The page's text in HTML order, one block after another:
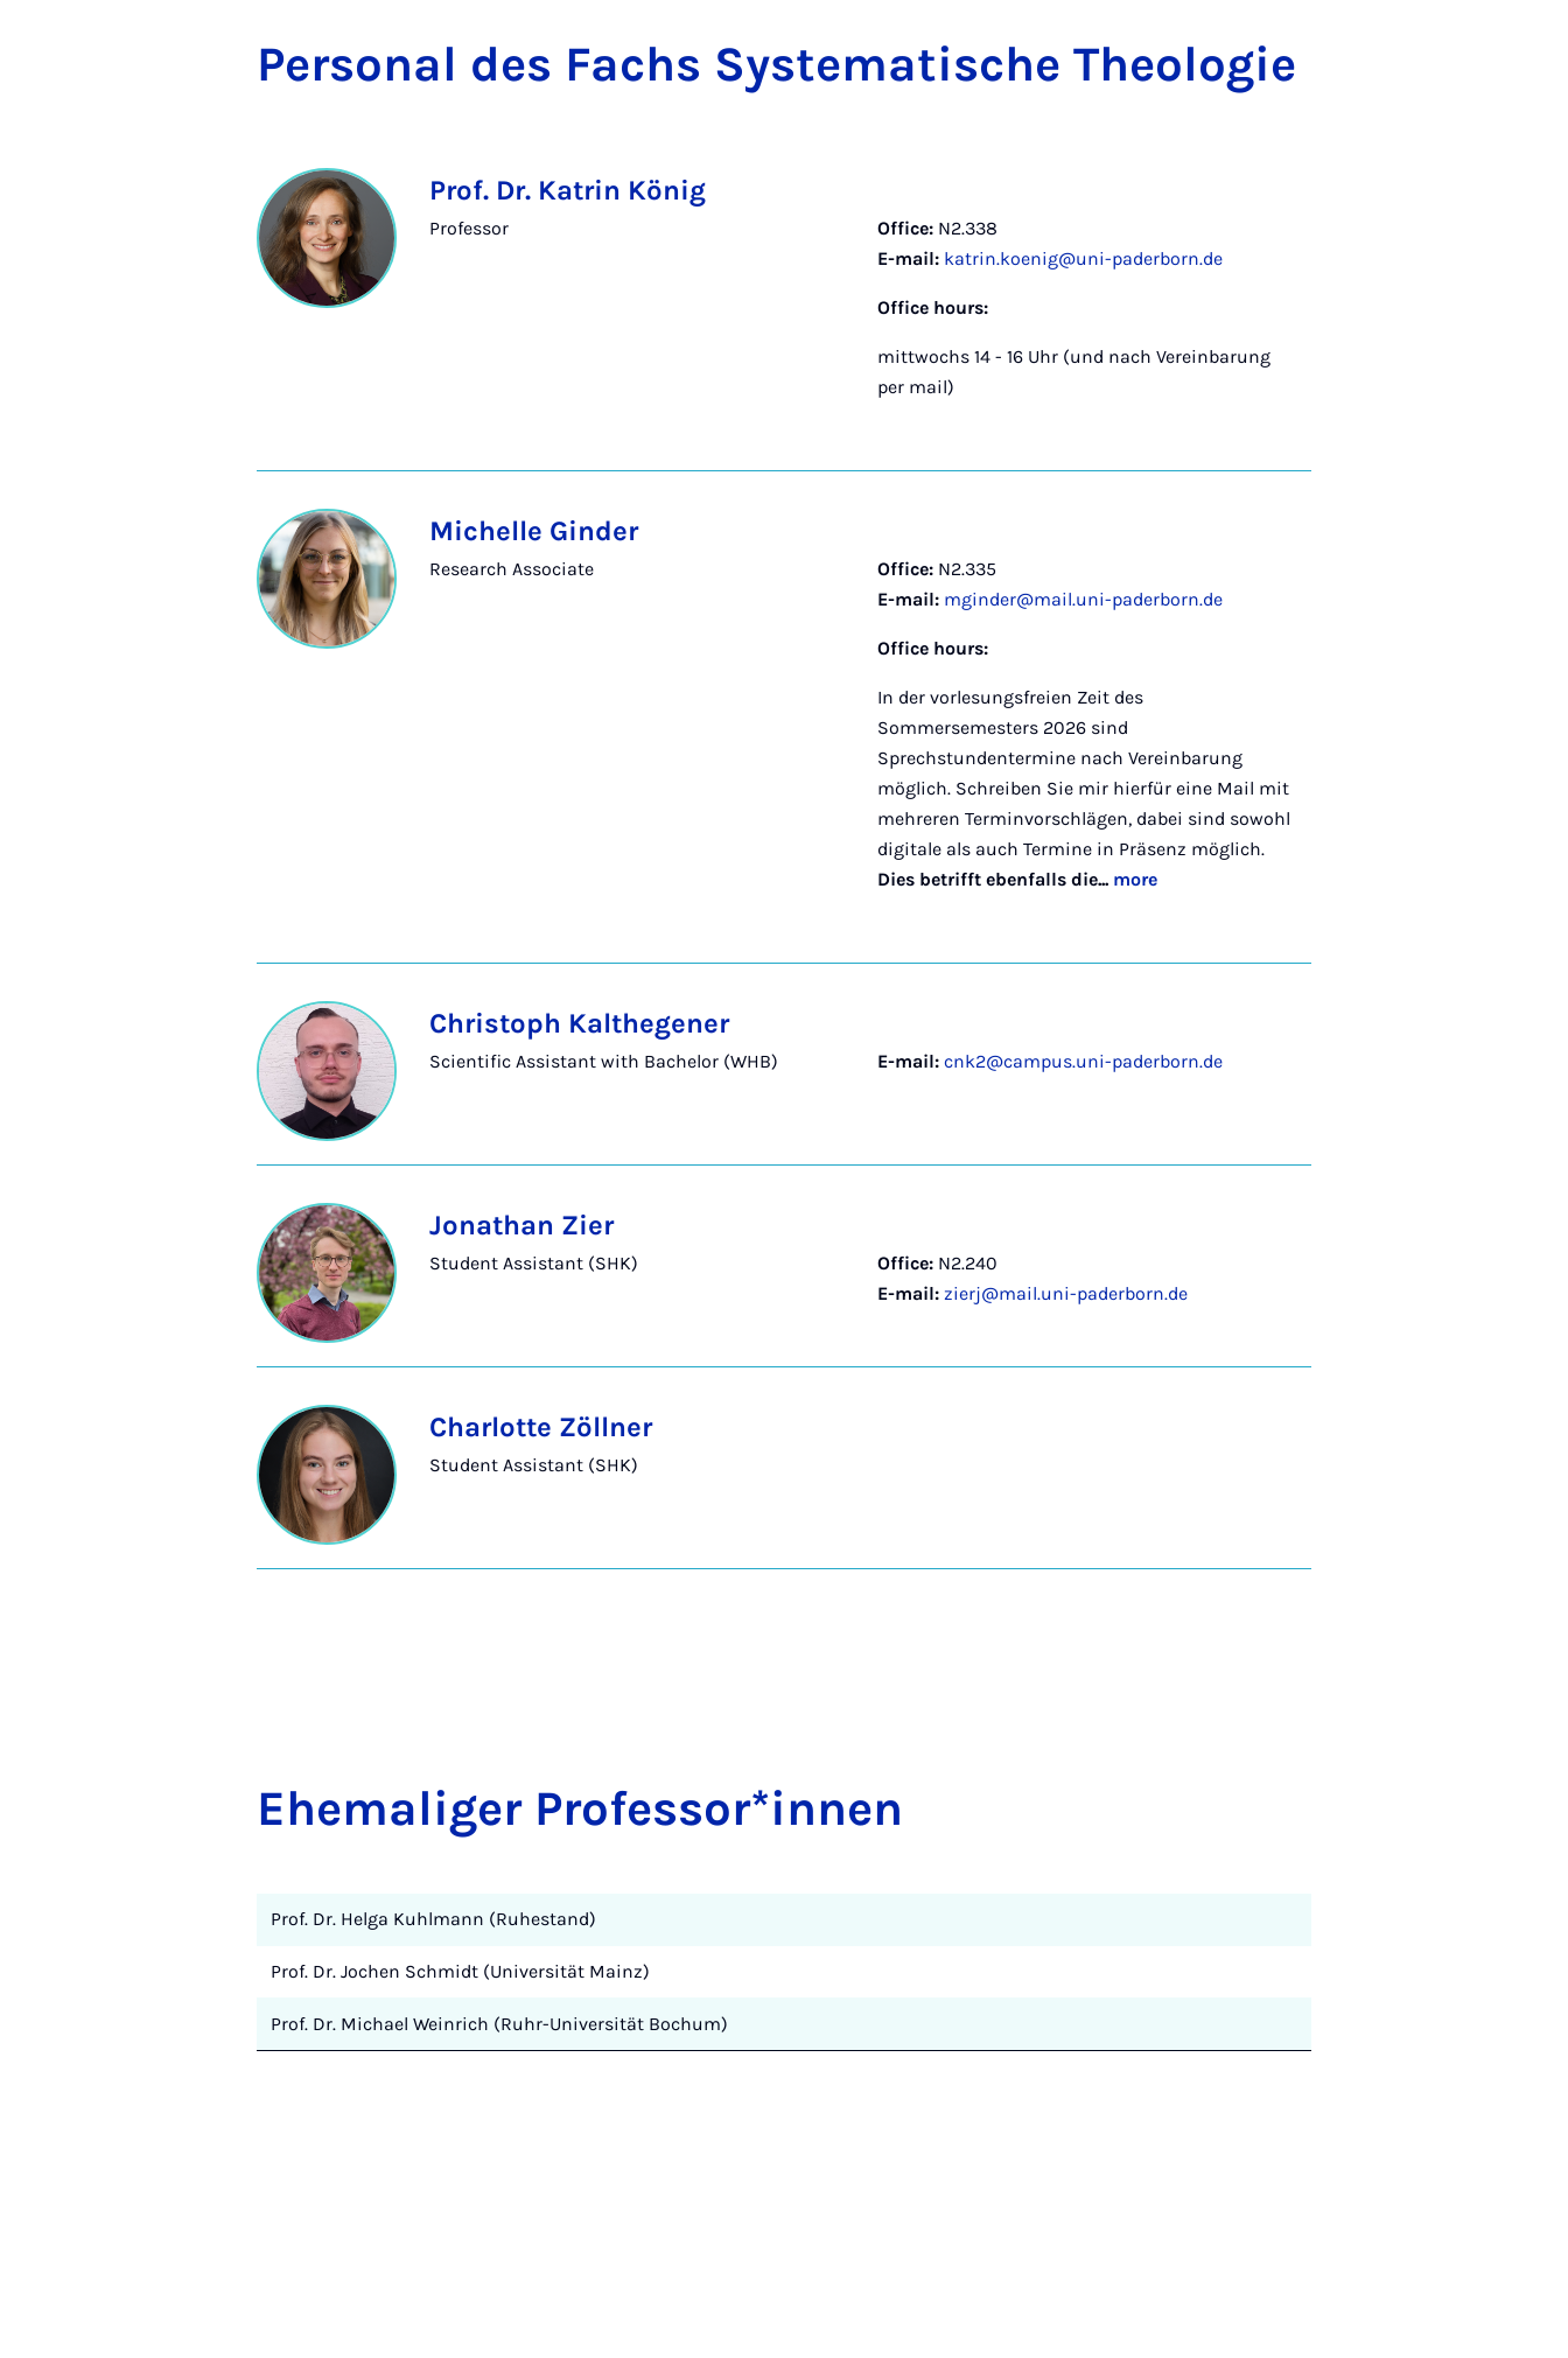
Per­son­al des Fachs Sys­tem­at­ische Theo­lo­gie
Prof. Dr. Katrin König
Professor Office: N2.338
E-mail: katrin.koenig@uni-paderborn.de
Office hours:
mittwochs 14 - 16 Uhr (und nach Vereinbarung
per mail)
Michelle Ginder
Research Associate Office: N2.335
E-mail: mginder@mail.uni-paderborn.de
Office hours:
In der vorlesungsfreien Zeit des
Sommersemesters 2026 sind
Sprechstundentermine nach Vereinbarung
möglich. Schreiben Sie mir hierfür eine Mail mit
mehreren Terminvorschlägen, dabei sind sowohl
digitale als auch Termine in Präsenz möglich.
Dies betrifft ebenfalls die... more
Christoph Kalthegener
Scientific Assistant with Bachelor (WHB) E-mail: cnk2@campus.uni-paderborn.de
Jonathan Zier
Student Assistant (SHK) Office: N2.240
E-mail: zierj@mail.uni-paderborn.de
Charlotte Zöllner
Student Assistant (SHK)
Ehem­a­li­ger Pro­fess­or*innen
Prof. Dr. Helga Kuhlmann (Ruhestand)
Prof. Dr. Jochen Schmidt (Universität Mainz)
Prof. Dr. Michael Weinrich (Ruhr-Universität Bochum)